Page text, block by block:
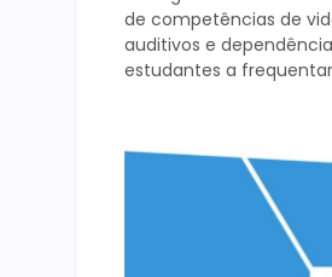
de competências de
auditivos e
estudantes a frequentar